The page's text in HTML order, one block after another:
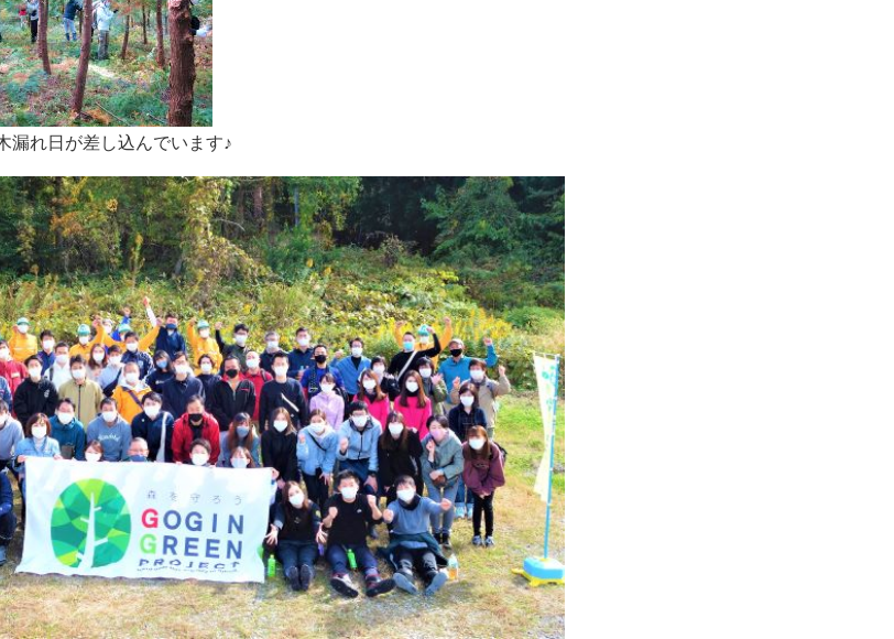
漏れ日が差し込んでいます♪